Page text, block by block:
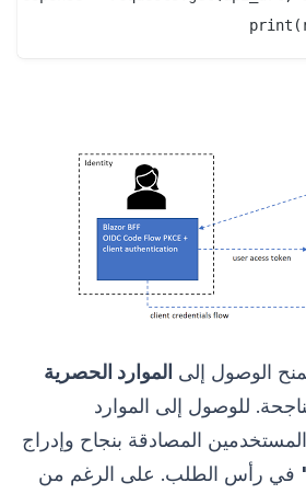
الوصول إلى الموارد الحصرية
للوصول إلى الموارد
المصادقة بنجاح وإدراج
في رأس الطلب. على الرغم من